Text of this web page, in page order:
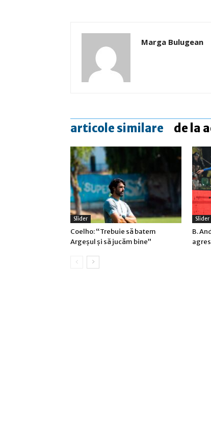
Marga Bulugean
articole similare de la
Slider
Coelho: “Trebuie să batem
Argeşul şi să jucăm bine”
Slider
B.